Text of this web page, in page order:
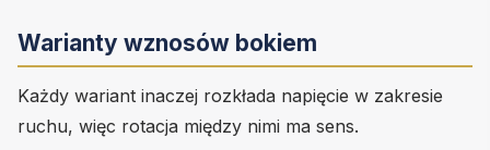
Warianty wznosów bokiem
Każdy wariant inaczej rozkłada napięcie w zakresie
ruchu, więc rotacja między nimi ma sens.